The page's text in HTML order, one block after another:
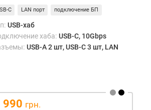
C LAN порт подключение БП
USB-хаб
хаба: USB-C, 10Gbps
USB-A 2 шт, USB-C 3 шт, LAN
990 грн.